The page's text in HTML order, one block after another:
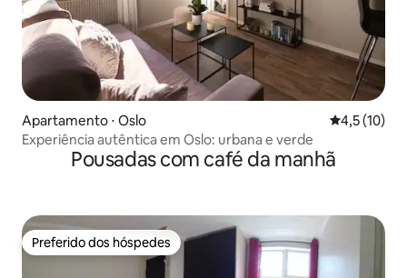
Apartamento ⋅ Oslo 4,5 de uma
4,5 (10)
Experiência autêntica em Oslo: urbana e verde
Pousadas com café da manhã
Preferido dos hóspedes
Preferido dos hóspedes